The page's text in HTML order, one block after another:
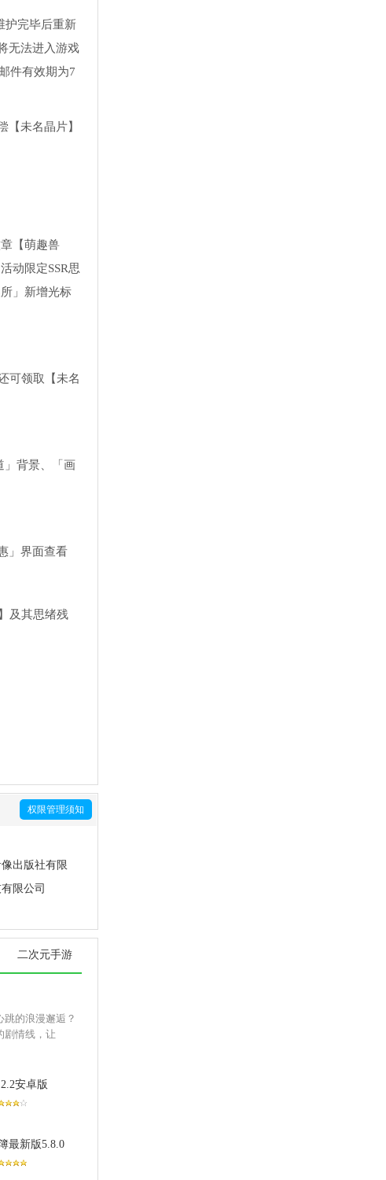
护完毕后重新
无法进入游戏
件有效期为7
未名晶片】
【萌趣兽
动限定SSR思
」新增光标
可领取【未名
」背景、「画
」界面查看
及其思绪残
权限管理须知
出版社有限
限公司
二次元手游
的浪漫邂逅？
剧情线，让
安卓版
最新版5.8.0